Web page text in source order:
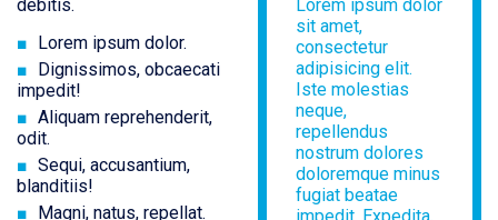
debitis.
Lorem ipsum dolor.
Dignissimos, obcaecati
impedit!
Aliquam reprehenderit,
odit.
Sequi, accusantium,
blanditiis!
Magni, natus, repellat.
Lorem ipsum dolor
sit amet,
consectetur
adipisicing elit.
Iste molestias
neque,
repellendus
nostrum dolores
doloremque minus
fugiat beatae
impedit. Expedita,